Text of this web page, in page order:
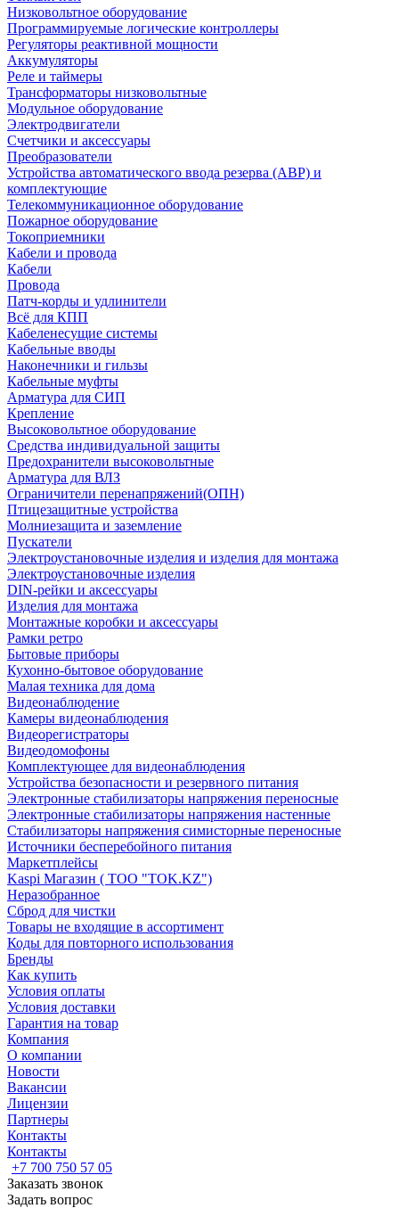
Низковольтное оборудование
Программируемые логические контроллеры
Регуляторы реактивной мощности
Аккумуляторы
Реле и таймеры
Трансформаторы низковольтные
Модульное оборудование
Электродвигатели
Счетчики и аксессуары
Преобразователи
Устройства автоматического ввода резерва (АВР) и
комплектующие
Телекоммуникационное оборудование
Пожарное оборудование
Токоприемники
Кабели и провода
Кабели
Провода
Патч-корды и удлинители
Всё для КПП
Кабеленесущие системы
Кабельные вводы
Наконечники и гильзы
Кабельные муфты
Арматура для СИП
Крепление
Высоковольтное оборудование
Средства индивидуальной защиты
Предохранители высоковольтные
Арматура для ВЛЗ
Ограничители перенапряжений(ОПН)
Птицезащитные устройства
Молниезащита и заземление
Пускатели
Электроустановочные изделия и изделия для монтажа
Электроустановочные изделия
DIN-рейки и аксессуары
Изделия для монтажа
Монтажные коробки и аксессуары
Рамки ретро
Бытовые приборы
Кухонно-бытовое оборудование
Малая техника для дома
Видеонаблюдение
Камеры видеонаблюдения
Видеорегистраторы
Видеодомофоны
Комплектующее для видеонаблюдения
Устройства безопасности и резервного питания
Электронные стабилизаторы напряжения переносные
Электронные стабилизаторы напряжения настенные
Стабилизаторы напряжения симисторные переносные
Источники бесперебойного питания
Маркетплейсы
Kaspi Магазин ( ТОО "TOK.KZ")
Неразобранное
Сброд для чистки
Товары не входящие в ассортимент
Коды для повторного использования
Бренды
Как купить
Условия оплаты
Условия доставки
Гарантия на товар
Компания
О компании
Новости
Вакансии
Лицензии
Партнеры
Контакты
Контакты
+7 700 750 57 05
Заказать звонок
Задать вопрос